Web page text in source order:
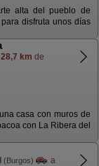
alta del pueblo de
disfruta unos días
28,7 km de
casa con muros de
con La Ribera del
(Burgos)
a